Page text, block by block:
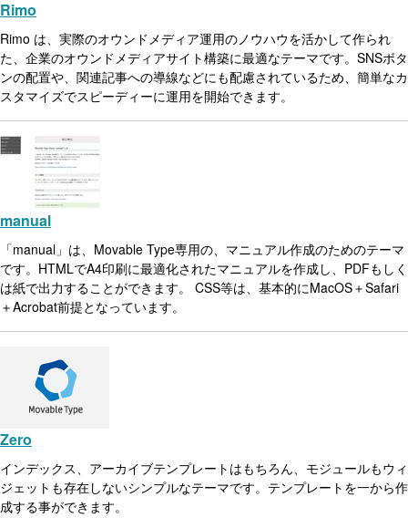
Rimo
Rimo は、実際のオウンドメディア運用のノウハウを活かして作られ
た、企業のオウンドメディアサイト構築に最適なテーマです。SNSボタ
ンの配置や、関連記事への導線などにも配慮されているため、簡単なカ
スタマイズでスピーディーに運用を開始できます。
manual
「manual」は、Movable Type専用の、マニュアル作成のためのテーマ
です。HTMLでA4印刷に最適化されたマニュアルを作成し、PDFもしく
は紙で出力することができます。 CSS等は、基本的にMacOS＋Safari
＋Acrobat前提となっています。
Zero
インデックス、アーカイブテンプレートはもちろん、モジュールもウィ
ジェットも存在しないシンプルなテーマです。テンプレートを一から作
成する事ができます。